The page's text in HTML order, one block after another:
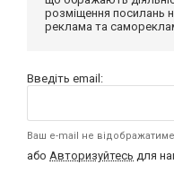
розміщення посилань
реклама та
Введіть email:
Ваш e-mail не
або Авторизуйтесь для